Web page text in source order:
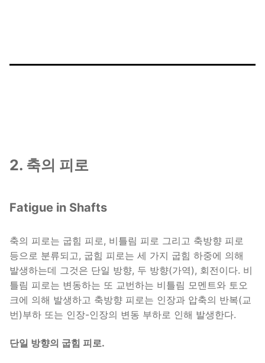
2. 축의 피로
Fatigue in Shafts
축의 피로는 굽힘 피로, 비틀림 피로 그리고 축방향 피로
등으로 분류되고, 굽힘 피로는 세 가지 굽힘 하중에 의해
발생하는데 그것은 단일 방향, 두 방향(가역), 회전이다. 비
틀림 피로는 변동하는 또 교번하는 비틀림 모멘트와 토오
크에 의해 발생하고 축방향 피로는 인장과 압축의 반복(교
번)부하 또는 인장-인장의 변동 부하로 인해 발생한다.
단일 방향의 굽힘 피로.